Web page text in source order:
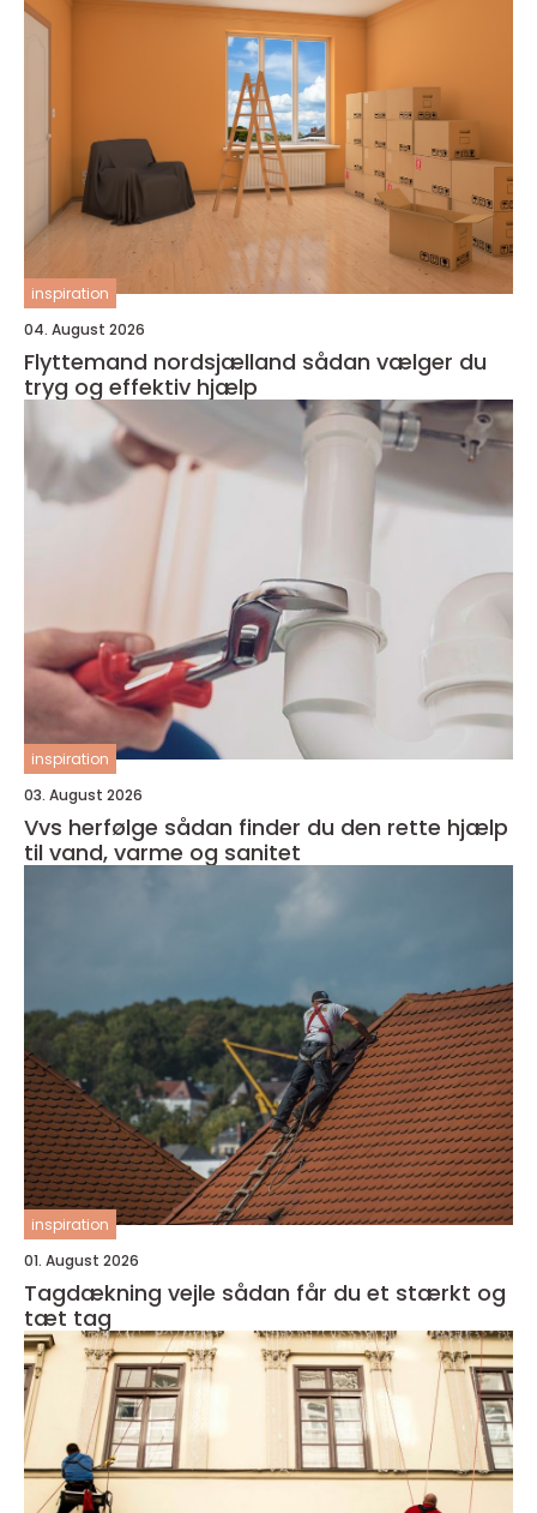
inspiration
04. August 2026
Flyttemand nordsjælland sådan vælger du
tryg og effektiv hjælp
inspiration
03. August 2026
Vvs herfølge sådan finder du den rette hjælp
til vand, varme og sanitet
inspiration
01. August 2026
Tagdækning vejle sådan får du et stærkt og
tæt tag